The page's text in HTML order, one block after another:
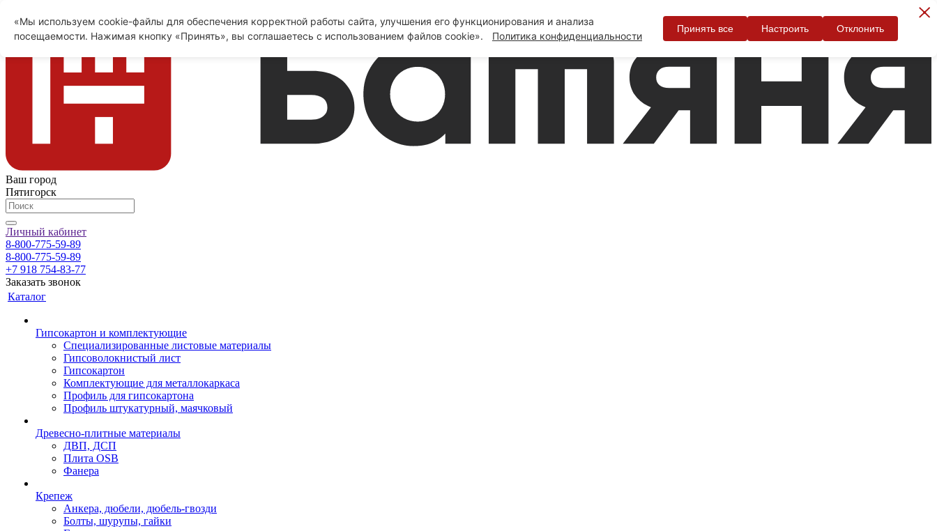
Ваш город
Пятигорск
Личный кабинет
8-800-775-59-89
8-800-775-59-89
+7 918 754-83-77
Заказать звонок
Каталог
Гипсокартон и комплектующие
Специализированные листовые материалы
Гипсоволокнистый лист
Гипсокартон
Комплектующие для металлокаркаса
Профиль для гипсокартона
Профиль штукатурный, маячковый
Древесно-плитные материалы
ДВП, ДСП
Плита OSB
Фанера
Крепеж
Анкера, дюбели, дюбель-гвозди
Болты, шурупы, гайки
«Мы используем cookie-файлы для обеспечения корректной работы сайта, улучшения его функционирования и анализа
посещаемости. Нажимая кнопку «Принять», вы соглашаетесь с использованием файлов cookie».
Политика конфиденциальности
Принять все Настроить Отклонить